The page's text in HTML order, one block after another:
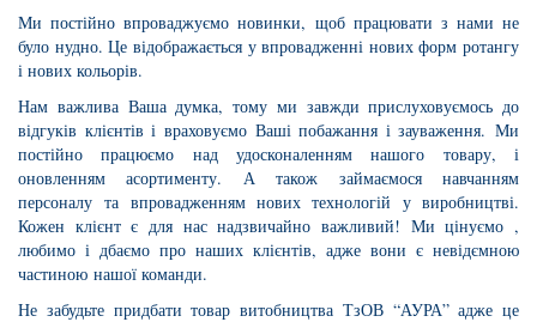
Ми постійно впроваджуємо новинки, щоб працювати з нами не
було нудно. Це відображається у впровадженні нових форм ротангу
і нових кольорів.
Нам важлива Ваша думка, тому ми завжди прислуховуємось до
відгуків клієнтів і враховуємо Ваші побажання і зауваження. Ми
постійно працюємо над удосконаленням нашого товару, і
оновленням асортименту. А також займаємося навчанням
персоналу та впровадженням нових технологій у виробництві.
Кожен клієнт є для нас надзвичайно важливий! Ми цінуємо ,
любимо і дбаємо про наших клієнтів, адже вони є невідємною
частиною нашої команди.
Не забудьте придбати товар витобництва ТзОВ “АУРА” адже це